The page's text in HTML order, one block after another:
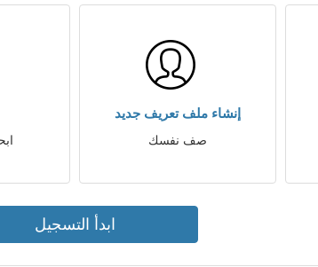
إنشاء ملف تعريف جديد
صف نفسك
ابدأ التسجيل